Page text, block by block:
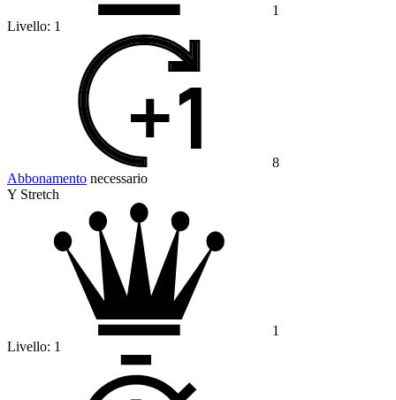
1
Livello: 1
8
Abbonamento necessario
Y Stretch
1
Livello: 1